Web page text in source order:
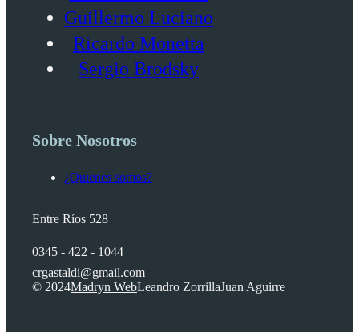
Guillermo Luciano
Ricardo Monetta
Sergio Brodsky
Sobre Nosotros
¿Quienes somos?
Entre Ríos 528
0345 - 422 - 1044
crgastaldi@gmail.com
© 2024Madryn WebLeandro ZorrillaJuan Aguirre